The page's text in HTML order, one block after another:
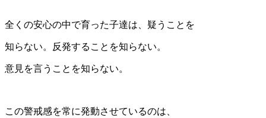
全くの安心の中で育った子達は、疑うことを
知らない。反発することを知らない。
意見を言うことを知らない。
この警戒感を常に発動させているのは、